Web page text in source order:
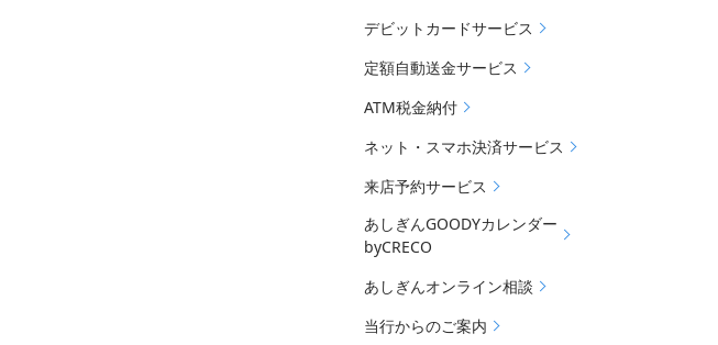
デビットカードサービス
定額自動送金サービス
ATM税金納付
ネット・スマホ決済サービス
来店予約サービス
あしぎんGOODYカレンダー
byCRECO
あしぎんオンライン相談
当行からのご案内